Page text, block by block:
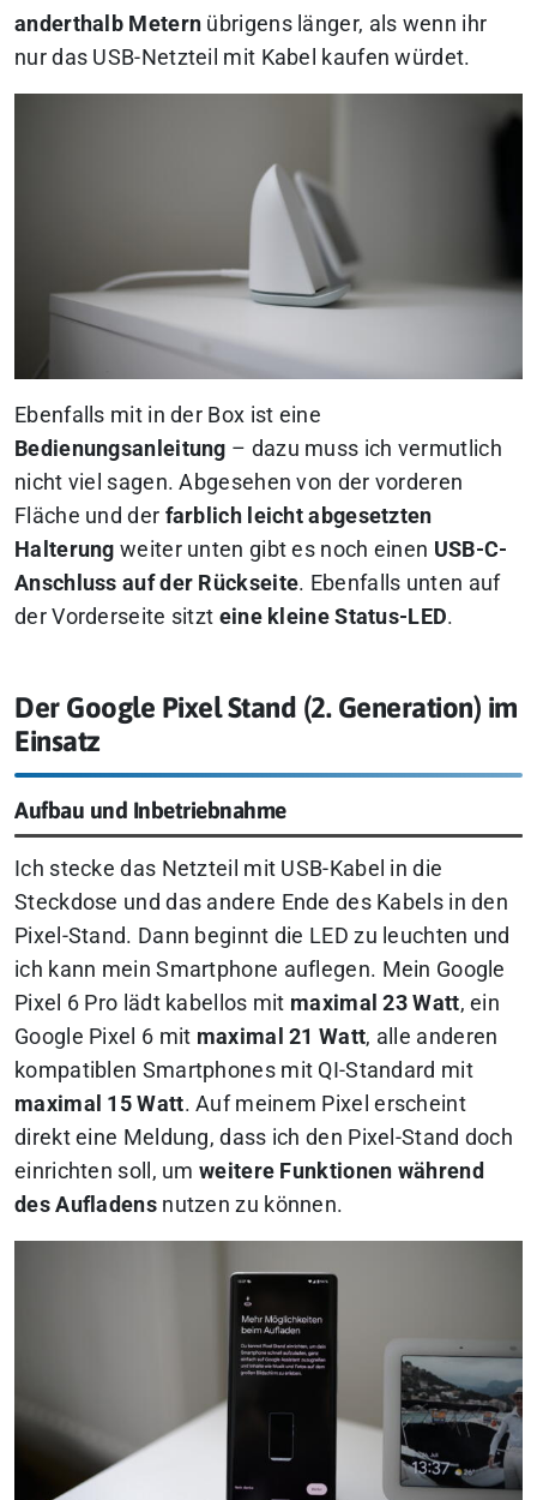
anderthalb Metern übrigens länger, als wenn ihr
nur das USB-Netzteil mit Kabel kaufen würdet.
Ebenfalls mit in der Box ist eine
Bedienungsanleitung – dazu muss ich vermutlich
nicht viel sagen. Abgesehen von der vorderen
Fläche und der farblich leicht abgesetzten
Halterung weiter unten gibt es noch einen USB-C-
Anschluss auf der Rückseite. Ebenfalls unten auf
der Vorderseite sitzt eine kleine Status-LED.
Der Google Pixel Stand (2. Generation) im
Einsatz
Aufbau und Inbetriebnahme
Ich stecke das Netzteil mit USB-Kabel in die
Steckdose und das andere Ende des Kabels in den
Pixel-Stand. Dann beginnt die LED zu leuchten und
ich kann mein Smartphone auflegen. Mein Google
Pixel 6 Pro lädt kabellos mit maximal 23 Watt, ein
Google Pixel 6 mit maximal 21 Watt, alle anderen
kompatiblen Smartphones mit QI-Standard mit
maximal 15 Watt. Auf meinem Pixel erscheint
direkt eine Meldung, dass ich den Pixel-Stand doch
einrichten soll, umweitere Funktionen während
des Aufladensnutzen zu können.